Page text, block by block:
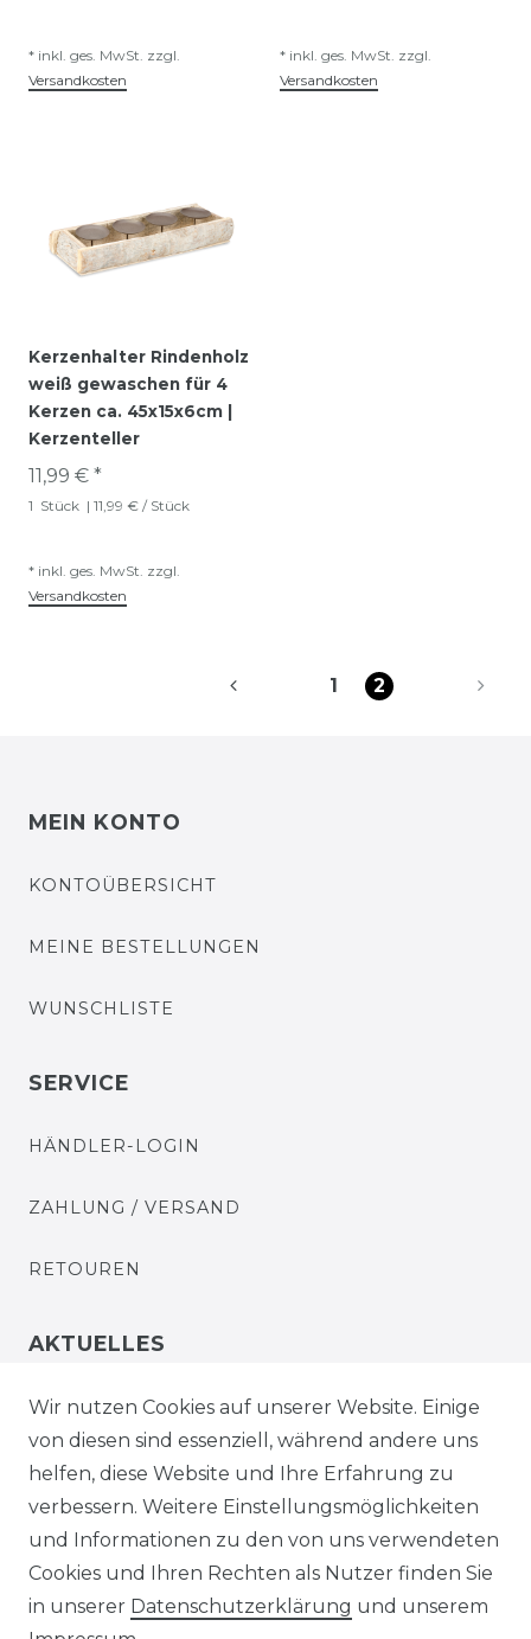
* inkl. ges. MwSt. zzgl.
Versandkosten
* inkl. ges. MwSt. zzgl.
Versandkosten
Kerzenhalter Rindenholz
weiß gewaschen für 4
Kerzen ca. 45x15x6cm |
Kerzenteller
11,99 € *
1 Stück | 11,99 € / Stück
* inkl. ges. MwSt. zzgl.
Versandkosten
1 2
MEIN KONTO
KONTOÜBERSICHT
MEINE BESTELLUNGEN
WUNSCHLISTE
SERVICE
HÄNDLER-LOGIN
ZAHLUNG / VERSAND
RETOUREN
AKTUELLES
STELLENANGEBOTE
NEWSLETTER
Wir nutzen Cookies auf unserer Website. Einige
von diesen sind essenziell, während andere uns
helfen, diese Website und Ihre Erfahrung zu
verbessern. Weitere Einstellungsmöglichkeiten
und Informationen zu den von uns verwendeten
Cookies und Ihren Rechten als Nutzer finden Sie
in unserer Daten­schutz­erklärung und unserem